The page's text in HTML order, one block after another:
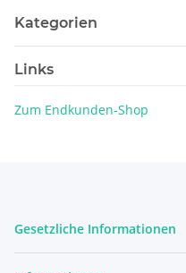
Kategorien
Links
Zum Endkunden-Shop
Gesetzliche Informationen